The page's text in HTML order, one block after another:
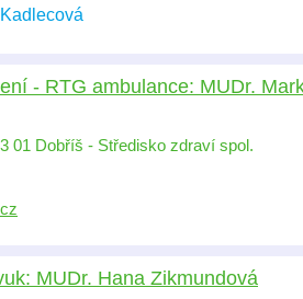
- RTG ambulance: MUDr.
01 Dobříš - Středisko zdraví spol.
MUDr. Hana Zikmundová